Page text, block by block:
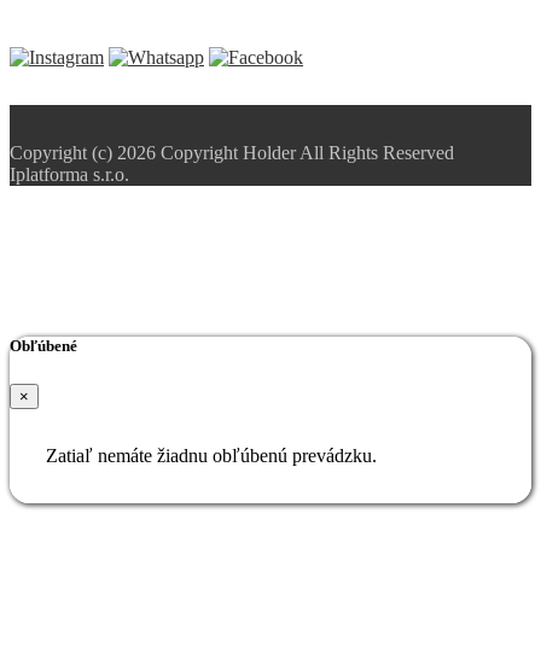
Copyright (c) 2026 Copyright Holder All Rights Reserved
Iplatforma s.r.o.
Obľúbené
×
Zatiaľ nemáte žiadnu obľúbenú prevádzku.